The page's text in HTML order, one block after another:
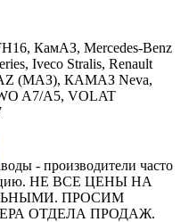
КамАЗ, Mercedes-Benz
Iveco Stralis, Renault
(МАЗ), КАМАЗ Neva,
A7/A5, VOLAT
- производители часто
НЕ ВСЕ ЦЕНЫ НА
ПРОСИМ
ОТДЕЛА ПРОДАЖ.